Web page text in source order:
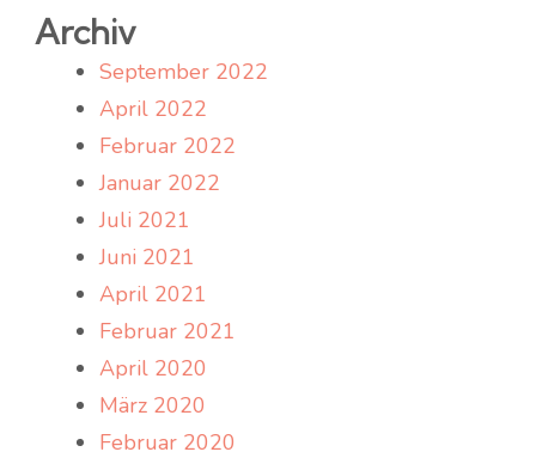
Archiv
September 2022
April 2022
Februar 2022
Januar 2022
Juli 2021
Juni 2021
April 2021
Februar 2021
April 2020
März 2020
Februar 2020